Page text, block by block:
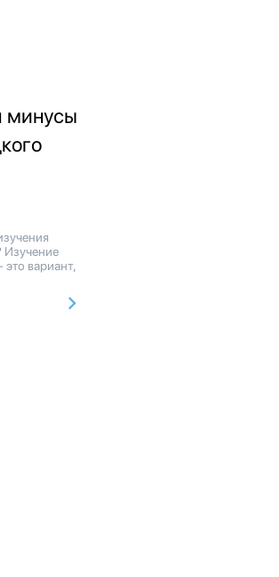
минусы
Изучение
вариант,